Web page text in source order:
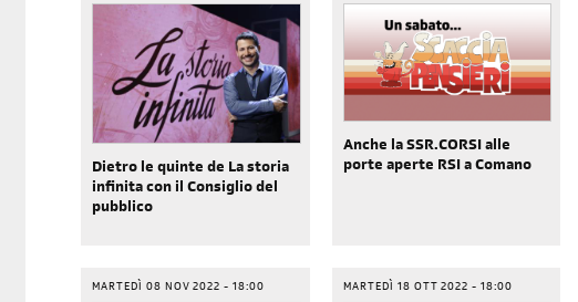
Dietro le quinte de La storia
infinita con il Consiglio del
pubblico
Anche la SSR.CORSI alle
porte aperte RSI a Comano
MARTEDÌ 08 NOV 2022 - 18:00 MARTEDÌ 18 OTT 2022 - 18:00